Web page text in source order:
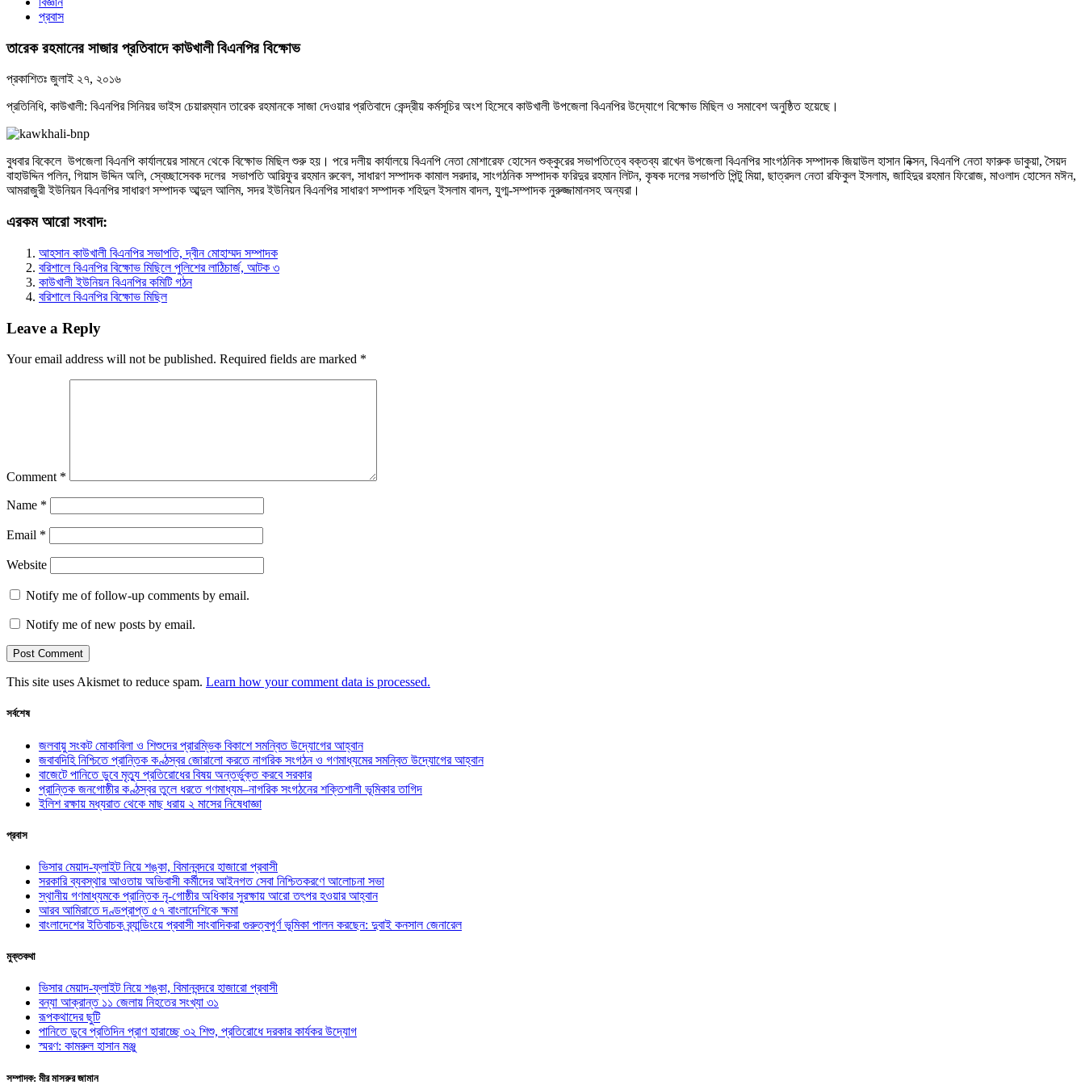
প্রবাস
তারেক রহমানের সাজার প্রতিবাদে কাউখালী বিএনপির বিক্ষোভ
প্রকাশিতঃ জুলাই ২৭, ২০১৬
প্রতিনিধি, কাউখালী: বিএনপির সিনিয়র ভাইস চেয়ারম্যান তারেক রহমানকে সাজা দেওয়ার প্রতিবাদে কেন্দ্রীয় কর্মসূচির অংশ হিসেবে কাউখালী উপজেলা বিএনপির উদ্যোগে বিক্ষোভ মিছিল ও সমাবেশ অনুষ্ঠিত হয়েছে।
বুধবার বিকেলে উপজেলা বিএনপি কার্যালয়ের সামনে থেকে বিক্ষোভ মিছিল শুরু হয়। পরে দলীয় কার্যালয়ে বিএনপি নেতা মোশারেফ হোসেন শুক্কুরের সভাপতিত্বে বক্তব্য রাখেন উপজেলা বিএনপির সাংগঠনিক সম্পাদক জিয়াউল হাসান নিক্সন, বিএনপি নেতা ফারুক ডাকুয়া, সৈয়দ
বাহাউদ্দিন পলিন, গিয়াস উদ্দিন অলি, স্বেচ্ছাসেবক দলের সভাপতি আরিফুর রহমান রুবেল, সাধারণ সম্পাদক কামাল সরদার, সাংগঠনিক সম্পাদক ফরিদুর রহমান লিটন, কৃষক দলের সভাপতি পিন্টু মিয়া, ছাত্রদল নেতা রফিকুল ইসলাম, জাহিদুর রহমান ফিরোজ, মাওলাদ হোসেন মঈন,
আমরাজুরী ইউনিয়ন বিএনপির সাধারণ সম্পাদক আব্দুল আলিম, সদর ইউনিয়ন বিএনপির সাধারণ সম্পাদক শহিদুল ইসলাম বাদল, যুগ্ম-সম্পাদক নুরুজ্জামানসহ অন্যরা।
এরকম আরো সংবাদ:
আহসান কাউখালী বিএনপির সভাপতি, দ্বীন মোহাম্মদ সম্পাদক
বরিশালে বিএনপির বিক্ষোভ মিছিলে পুলিশের লাঠিচার্জ, আটক ৩
কাউখালী ইউনিয়ন বিএনপির কমিটি গঠন
বরিশালে বিএনপির বিক্ষোভ মিছিল
Leave a Reply
Your email address will not be published. Required fields are marked *
Comment *
Name *
Email *
Website
Notify me of follow-up comments by email.
Notify me of new posts by email.
This site uses Akismet to reduce spam. Learn how your comment data is processed.
সর্বশেষ
জলবায়ু সংকট মোকাবিলা ও শিশুদের প্রারম্ভিক বিকাশে সমন্বিত উদ্যোগের আহ্বান
জবাবদিহি নিশ্চিতে প্রান্তিক কণ্ঠস্বর জোরালো করতে নাগরিক সংগঠন ও গণমাধ্যমের সমন্বিত উদ্যোগের আহ্বান
বাজেটে পানিতে ডুবে মৃত্যু প্রতিরোধের বিষয় অন্তর্ভুক্ত করবে সরকার
প্রান্তিক জনগোষ্ঠীর কণ্ঠস্বর তুলে ধরতে গণমাধ্যম–নাগরিক সংগঠনের শক্তিশালী ভূমিকার তাগিদ
ইলিশ রক্ষায় মধ্যরাত থেকে মাছ ধরায় ২ মাসের নিষেধাজ্ঞা
প্রবাস
ভিসার মেয়াদ-ফ্লাইট নিয়ে শঙ্কা, বিমানবন্দরে হাজারো প্রবাসী
সরকারি ব্যবস্থার আওতায় অভিবাসী কর্মীদের আইনগত সেবা নিশ্চিতকরণে আলোচনা সভা
স্থানীয় গণমাধ্যমকে প্রান্তিক নৃ-গোষ্ঠীর অধিকার সুরক্ষায় আরো তৎপর হওয়ার আহ্বান
আরব আমিরাতে দণ্ডপ্রাপ্ত ৫৭ বাংলাদেশিকে ক্ষমা
বাংলাদেশের ইতিবাচক ব্র্যান্ডিংয়ে প্রবাসী সাংবাদিকরা গুরুত্বপূর্ণ ভূমিকা পালন করছেন: দুবাই কনসাল জেনারেল
মুক্তকথা
ভিসার মেয়াদ-ফ্লাইট নিয়ে শঙ্কা, বিমানবন্দরে হাজারো প্রবাসী
বন্যা আক্রান্ত ১১ জেলায় নিহতের সংখ্যা ৩১
রূপকথাদের ছুটি
পানিতে ডুবে প্রতিদিন প্রাণ হারাচ্ছে ৩২ শিশু, প্রতিরোধে দরকার কার্যকর উদ্যোগ
স্মরণ: কামরুল হাসান মঞ্জু
সম্পাদক: মীর মাসরুর জামান